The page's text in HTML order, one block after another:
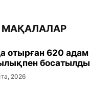
отырған 620 адам
босатылды
2026